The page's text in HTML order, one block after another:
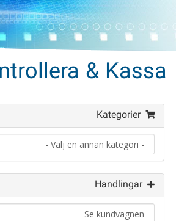
& Kassa
Kategorier
Handlingar